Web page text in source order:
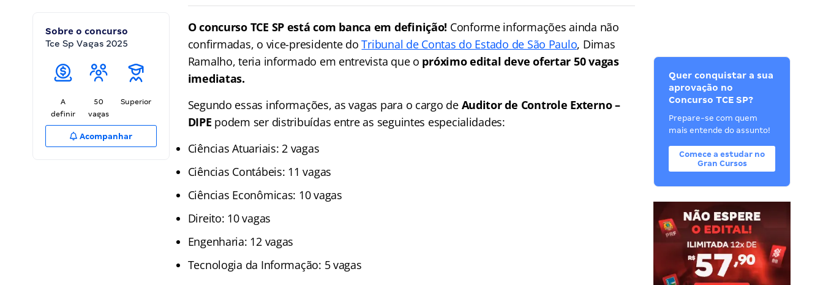
Sobre o concurso
Tce Sp Vagas 2025
A
definir
50
vagas
Superior
Acompanhar
O concurso TCE SP está com banca em definição! Conforme informações ainda não
confirmadas, o vice-presidente doTribunal de Contas do Estado de São Paulo, Dimas
Ramalho, teria informado em entrevista que o próximo edital deve ofertar 50 vagas
imediatas.
Segundo essas informações, as vagas para o cargo de Auditor de Controle Externo –
DIPE podem ser distribuídas entre as seguintes especialidades:
Ciências Atuariais: 2 vagas
Ciências Contábeis: 11 vagas
Ciências Econômicas: 10 vagas
Direito: 10 vagas
Engenharia: 12 vagas
Tecnologia da Informação: 5 vagas
Quer conquistar a sua
aprovação no
Concurso TCE SP?
Prepare-se com quem
mais entende do assunto!
Comece a estudar no
Gran Cursos